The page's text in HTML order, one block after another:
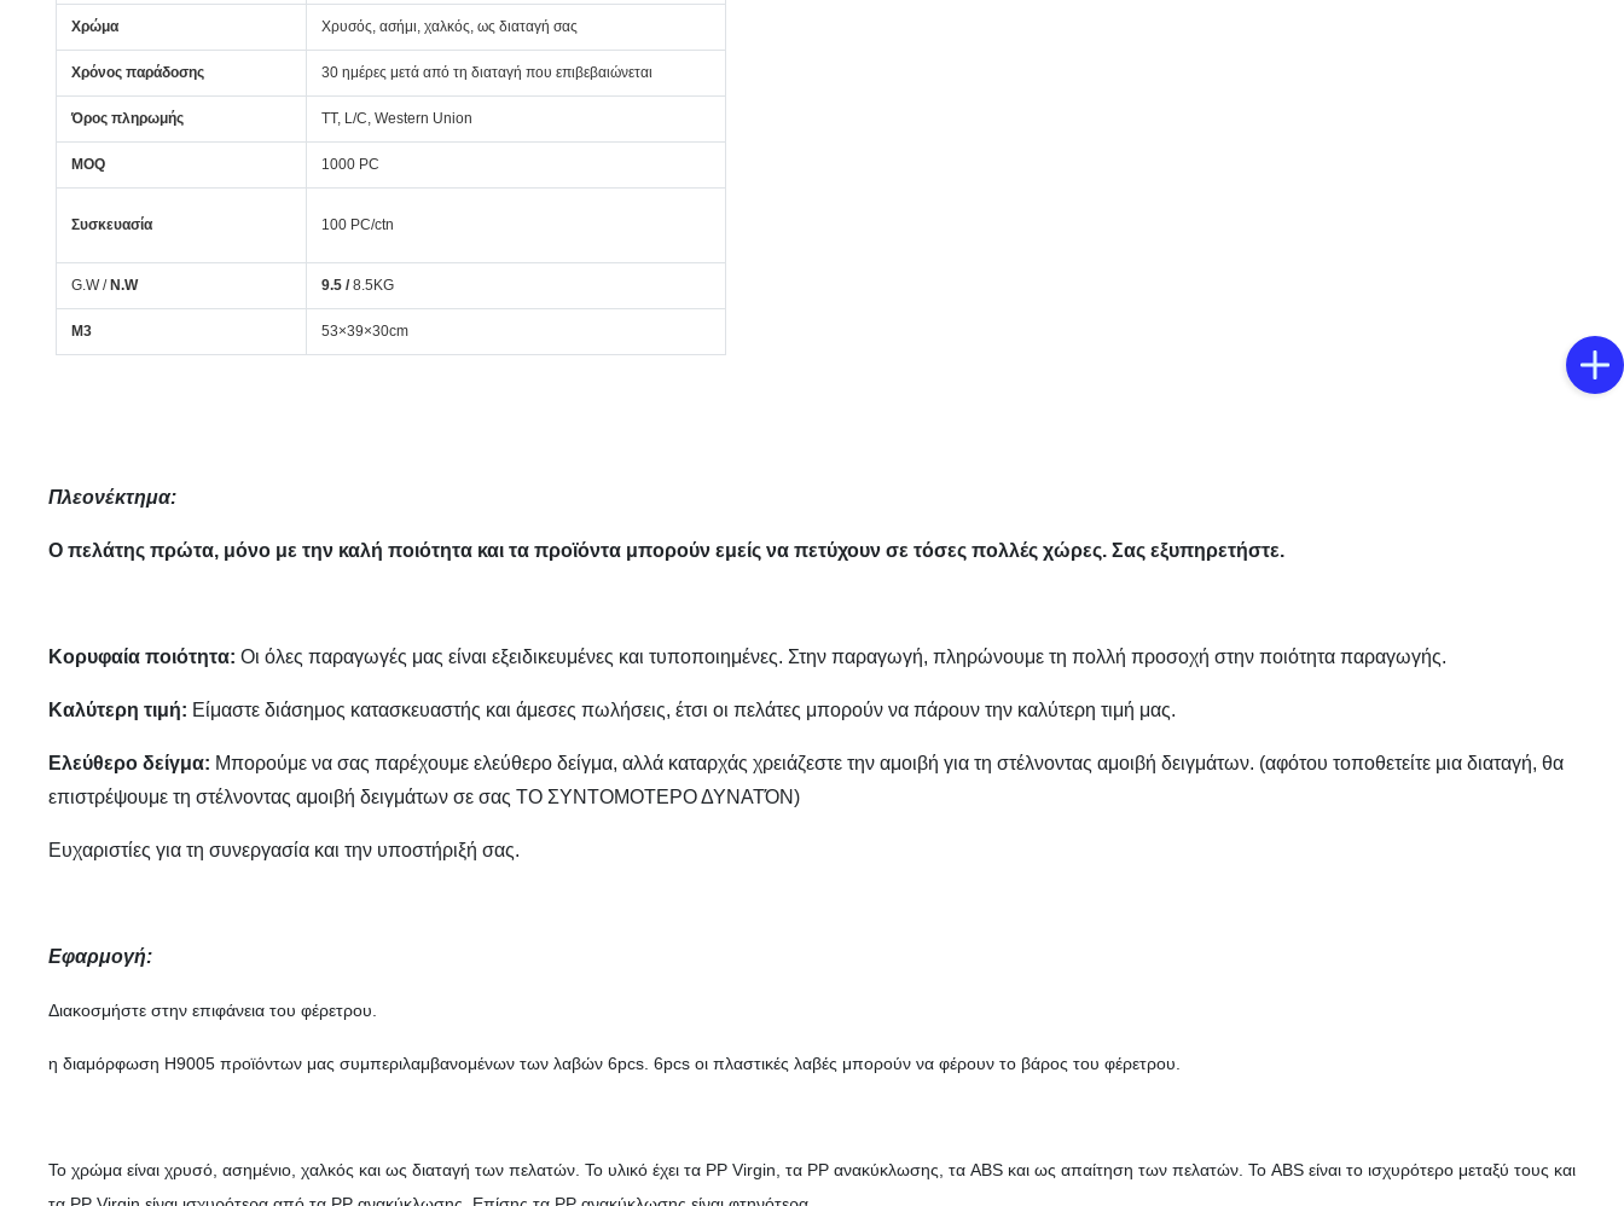
Χρώμα Χρυσός, ασήμι, χαλκός, ως διαταγή σας
Χρόνος παράδοσης 30 ημέρες μετά από τη διαταγή που επιβεβαιώνεται
Όρος πληρωμής TT, L/C, Western Union
MOQ 1000 PC
Συσκευασία 100 PC/ctn
G.W / N.W 9.5 /8.5KG
Μ3 53×39×30cm
Πλεονέκτημα:
Ο πελάτης πρώτα, μόνο με την καλή ποιότητα και τα προϊόντα μπορούν εμείς να πετύχουν σε τόσες πολλές χώρες. Σας εξυπηρετήστε.
Κορυφαία ποιότητα: Οι όλες παραγωγές μας είναι εξειδικευμένες και τυποποιημένες. Στην παραγωγή, πληρώνουμε τη πολλή προσοχή στην ποιότητα παραγωγής.
Καλύτερη τιμή: Είμαστε διάσημος κατασκευαστής και άμεσες πωλήσεις, έτσι οι πελάτες μπορούν να πάρουν την καλύτερη τιμή μας.
Ελεύθερο δείγμα: Μπορούμε να σας παρέχουμε ελεύθερο δείγμα, αλλά καταρχάς χρειάζεστε την αμοιβή για τη στέλνοντας αμοιβή δειγμάτων. (αφότου τοποθετείτε μια διαταγή, θα
επιστρέψουμε τη στέλνοντας αμοιβή δειγμάτων σε σας ΤΟ ΣΥΝΤΟΜΟΤΕΡΟ ΔΥΝΑΤΌΝ)
Ευχαριστίες για τη συνεργασία και την υποστήριξή σας.
Εφαρμογή:
Διακοσμήστε στην επιφάνεια του φέρετρου.
η διαμόρφωση H9005 προϊόντων μας συμπεριλαμβανομένων των λαβών 6pcs. 6pcs οι πλαστικές λαβές μπορούν να φέρουν το βάρος του φέρετρου.
Το χρώμα είναι χρυσό, ασημένιο, χαλκός και ως διαταγή των πελατών. Το υλικό έχει τα PP Virgin, τα PP ανακύκλωσης, τα ABS και ως απαίτηση των πελατών. Το ABS είναι το ισχυρότερο μεταξύ τους και